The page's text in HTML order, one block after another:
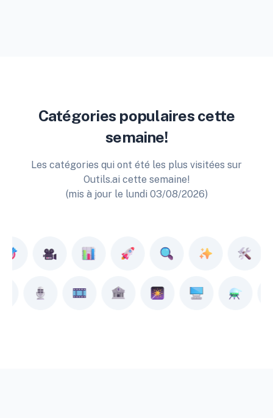
Catégories populaires cette
semaine!
Les catégories qui ont été les plus visitées sur
Outils.ai cette semaine!
(mis à jour le lundi 03/08/2026)